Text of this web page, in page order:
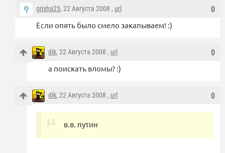
0
grisha25, 22 Августа 2008 , url
Если опять было смело закапываем! :)
0
dik, 22 Августа 2008 , url
а поискать вломы? :)
0
dik, 22 Августа 2008 , url
в.в. путин